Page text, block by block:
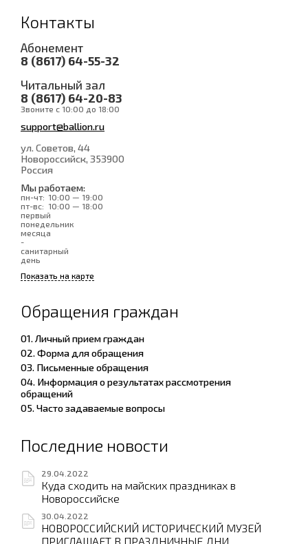
Контакты
Абонемент
8 (8617) 64-55-32
Читальный зал
8 (8617) 64-20-83
Звоните с 10:00 до 18:00
support@ballion.ru
ул. Советов, 44
Новороссийск, 353900
Россия
Мы работаем:
пн-чт: 10:00 — 19:00
пт-вс: 10:00 — 18:00
первый
понедельник
месяца
-
санитарный
день
Показать на карте
Обращения граждан
01. Личный прием граждан
02. Форма для обращения
03. Письменные обращения
04. Информация о результатах рассмотрения
обращений
05. Часто задаваемые вопросы
Последние новости
29.04.2022
Куда сходить на майских праздниках в
Новороссийске
30.04.2022
НОВОРОССИЙСКИЙ ИСТОРИЧЕСКИЙ МУЗЕЙ
ПРИГЛАШАЕТ В ПРАЗДНИЧНЫЕ ДНИ